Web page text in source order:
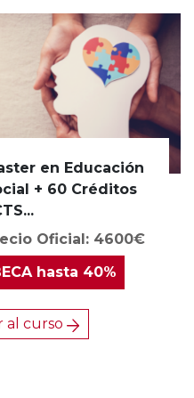
en Educación
+ 60 Créditos
Oficial: 4600€
hasta 40%
al curso